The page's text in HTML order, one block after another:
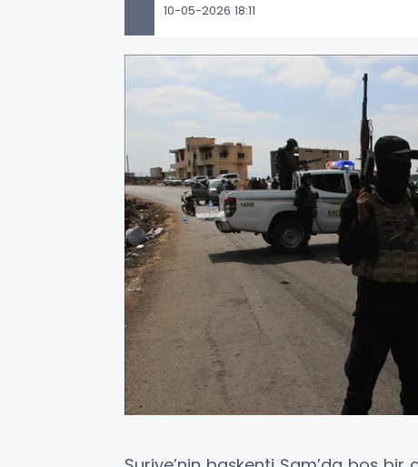
10-05-2026 18:11